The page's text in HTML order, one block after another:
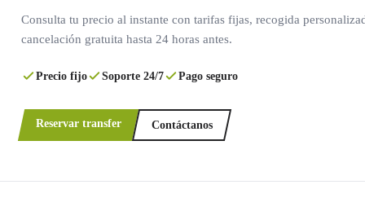
Consulta tu precio al instante con tarifas fijas, recogida
cancelación gratuita hasta 24 horas antes.
Precio fijo Soporte 24/7 Pago seguro
Reservar transfer Contáctanos